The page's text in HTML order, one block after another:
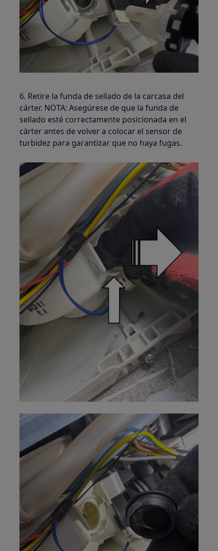
6. Retire la funda de sellado de la carcasa del
cárter. NOTA: Asegúrese de que la funda de
sellado esté correctamente posicionada en el
cárter antes de volver a colocar el sensor de
turbidez para garantizar que no haya fugas.